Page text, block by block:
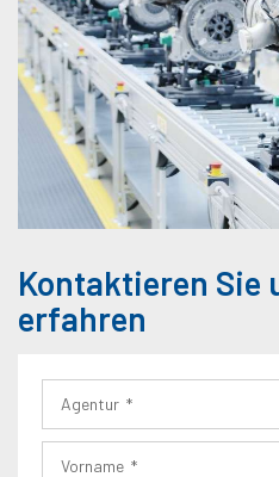
Kontaktieren Sie
erfahren